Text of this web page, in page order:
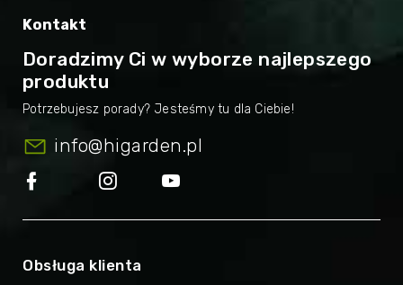
Kontakt
Doradzimy Ci w wyborze najlepszego
produktu
info@higarden.pl
Obsługa klienta